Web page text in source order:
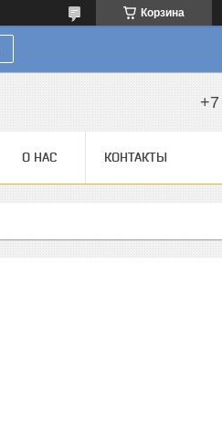
Корзина
О НАС КОНТАКТЫ